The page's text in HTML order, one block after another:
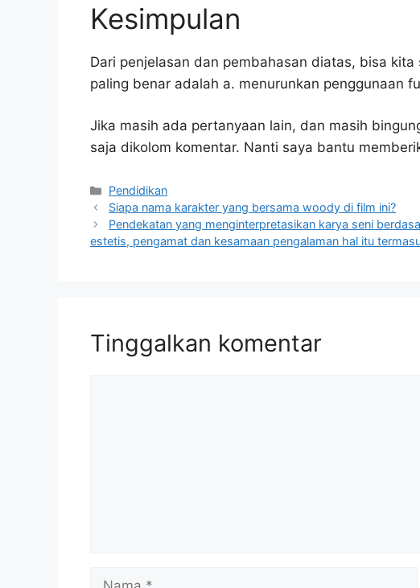
Kesimpulan
Dari penjelasan dan pembahasan diatas, bisa
paling benar adalah a. menurunkan penggunaan
Jika masih ada pertanyaan lain, dan masih
saja dikolom komentar. Nanti saya bantu
Kategori
Pendidikan
Siapa nama karakter yang bersama woody di film ini?
Pendekatan yang menginterpretasikan karya seni
estetis, pengamat dan kesamaan pengalaman hal itu
Tinggalkan komentar
Nama